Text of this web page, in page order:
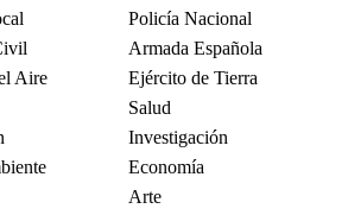
Policía Nacional
Armada Española
Aire
Ejército de Tierra
Salud
Investigación
Economía
Arte